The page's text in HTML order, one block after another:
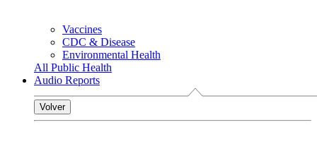
Vaccines
CDC & Disease
Environmental Health
All Public Health
Audio Reports
Volver